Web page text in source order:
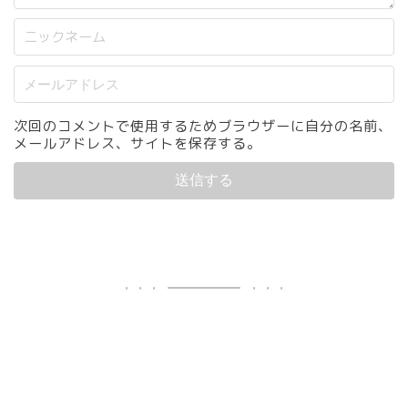
次回のコメントで使用するためブラウザーに自分の名前、
メールアドレス、サイトを保存する。